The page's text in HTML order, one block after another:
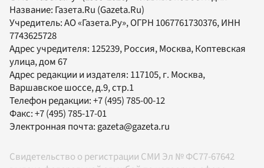
Название: Газета.Ru (Gazeta.Ru)
Учредитель:АО «Газета.Ру», ОГРН 1067761730376, ИНН
7743625728
Адрес учредителя: 125239, Россия, Москва, Коптевская
улица, дом 67
Адрес редакции и издателя: 117105, г. Москва,
Варшавское шоссе, д.9, стр.1
Телефон редакции:+7 (495) 785-00-12
Факс:+7 (495) 785-17-01
Электронная почта:gazeta@gazeta.ru
Свидетельство о регистрации СМИ Эл № ФС77-67642